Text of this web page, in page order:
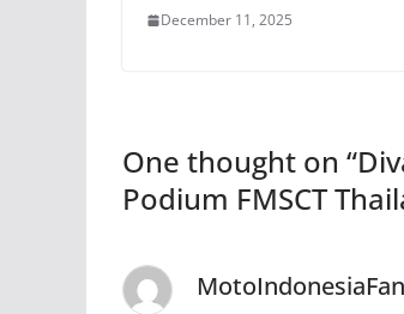
December 11, 2025
One thought on “
Podium FMSCT
MotoIndonesiaFan